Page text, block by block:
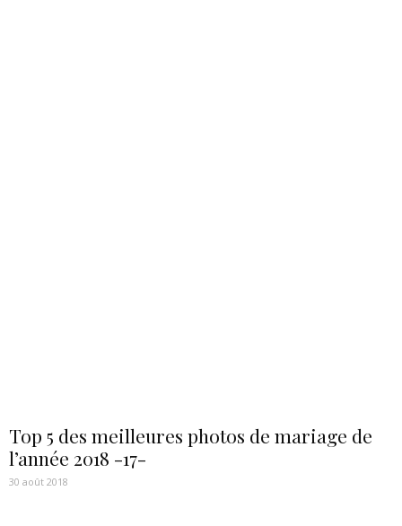
Top 5 des meilleures photos de mariage de
l’année 2018 -17-
30 août 2018